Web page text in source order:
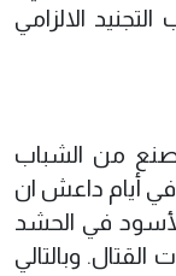
الالزامي
يصنع من الشباب
في أيام داعش ان
في الحشد
وبالتالي